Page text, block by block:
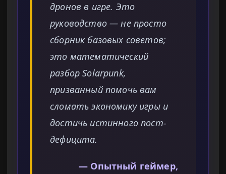
дронов в игре. Это
руководство — не просто
сборник базовых советов;
это математический
разбор Solarpunk,
призванный помочь вам
сломать экономику игры и
достичь истинного пост-
дефицита.
— Опытный геймер,